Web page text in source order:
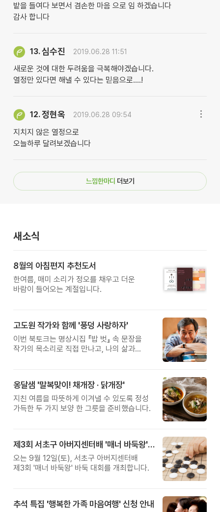
밭을 들여다 보면서 겸손한 마음 으로 임 하겠습니다
감사 합니다
13.심수진 2019.06.28 11:51
새로운 것에 대한 두려움을 극복해야겠습니다.
열정만 있다면 해낼 수 있다는 믿음으로....!
12.정현옥 2019.06.28 09:54
지치지 않은 열정으로
오늘하루 달려보겠습니다
느낌한마디 더보기
새소식
8월의 아침편지 추천도서
한여름, 매미 소리가 정오를 채우고 더운
바람이 들어오는 계절입니다.
고도원 작가와 함께 '풍덩 사랑하자'
이번 북토크는 명상시집 『밥 벗』 속 문장을
작가의 목소리로 직접 만나고, 나의 삶과
옹달샘 '말복맞이! 채개장 · 닭개장'
지친 여름을 따뜻하게 이겨낼 수 있도록 정성
가득한 두 가지 보양 한 그릇을 준비했습니다.
제3회 서초구 아버지센터배 '매너 바둑왕' 대회
오는 9월 12일(토), 서초구 아버지센터배
제3회 '매너 바둑왕' 바둑 대회를 개최합니다.
추석 특집 '행복한 가족 마음여행' 신청 안내